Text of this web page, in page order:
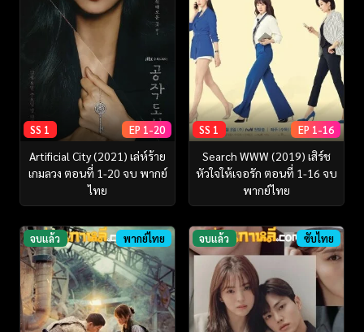
SS 1 EP 1-20
Artificial City (2021) เล่ห์ร้าย
เกมลวง ตอนที่ 1-20 จบ พากย์
ไทย
SS 1 EP 1-16
Search WWW (2019) เสิร์ช
หัวใจให้เจอรัก ตอนที่ 1-16 จบ
พากย์ไทย
จบแล้ว พากย์ไทย จบแล้ว ซับไทย